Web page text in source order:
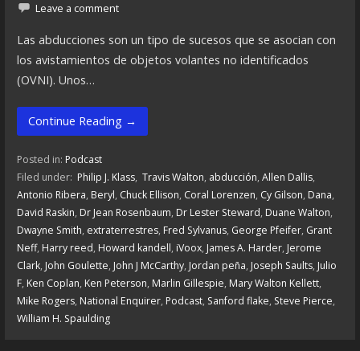
Leave a comment
Las abducciones son un tipo de sucesos que se asocian con
los avistamientos de objetos volantes no identificados
(OVNI). Unos…
Continue Reading →
Posted in: Podcast
Filed under: Philip J. Klass, Travis Walton, abducción, Allen Dallis,
Antonio Ribera, Beryl, Chuck Ellison, Coral Lorenzen, Cy Gilson, Dana,
David Raskin, Dr Jean Rosenbaum, Dr Lester Steward, Duane Walton,
Dwayne Smith, extraterrestres, Fred Sylvanus, George Pfeifer, Grant
Neff, Harry reed, Howard kandell, iVoox, James A. Harder, Jerome
Clark, John Goulette, John J McCarthy, Jordan peña, Joseph Saults, Julio
F, Ken Coplan, Ken Peterson, Marlin Gillespie, Mary Walton Kellett,
Mike Rogers, National Enquirer, Podcast, Sanford flake, Steve Pierce,
William H. Spaulding